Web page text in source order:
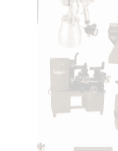
УСТАНОВКА ДЛЯ
ЗАМЕНЫ
ТОРМОЗНОЙ
ЖИДКОСТИ, ABS И
Е РУЛЯ IMPACT-320
Цена по запросу
В КОРЗИНУ